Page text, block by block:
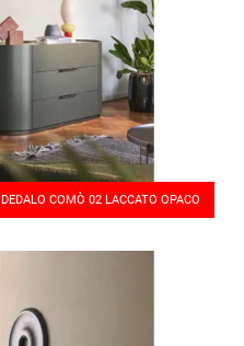
DEDALO COMÒ 02 LACCATO OPACO